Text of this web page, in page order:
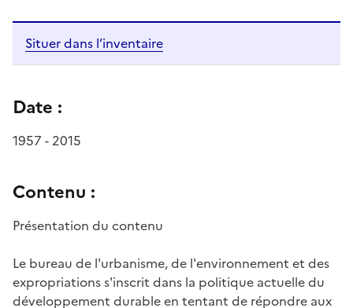
Situer dans l’inventaire
Date :
1957 - 2015
Contenu :
Présentation du contenu
Le bureau de l'urbanisme, de l'environnement et des
expropriations s'inscrit dans la politique actuelle du
développement durable en tentant de répondre aux